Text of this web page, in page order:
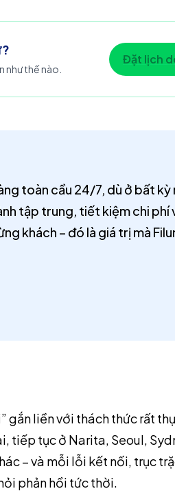
như thế nào.
Đặt lịch
toàn cầu 24/7, dù ở bất kỳ
tập trung, tiết kiệm chi phí
khách – đó là giá trị mà
gắn liền với thách thức rất
tiếp tục ở Narita, Seoul,
– và mỗi lỗi kết nối, trục
phản hồi tức thời.